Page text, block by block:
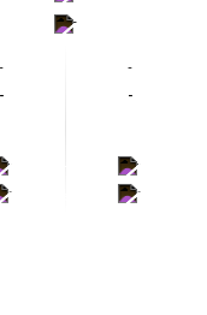
-
-
-
-
-
-
-
-
-